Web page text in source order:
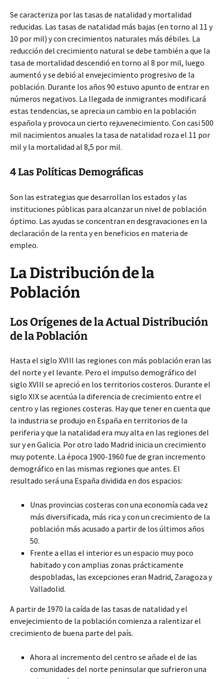
Se caracteriza por las tasas de natalidad y mortalidad
reducidas. Las tasas de natalidad más bajas (en torno al 11 y
10 por mil) y con crecimientos naturales más débiles. La
reducción del crecimiento natural se debe también a que la
tasa de mortalidad descendió en torno al 8 por mil, luego
aumentó y se debió al envejecimiento progresivo de la
población. Durante los años 90 estuvo apunto de entrar en
números negativos. La llegada de inmigrantes modificará
estas tendencias, se aprecia un cambio en la población
española y provoca un cierto rejuvenecimiento. Con casi 500
mil nacimientos anuales la tasa de natalidad roza el 11 por
mil y la mortalidad al 8,5 por mil.
4 Las Políticas Demográficas
Son las estrategias que desarrollan los estados y las
instituciones públicas para alcanzar un nivel de población
óptimo. Las ayudas se concentran en desgravaciones en la
declaración de la renta y en beneficios en materia de
empleo.
La Distribución de la
Población
Los Orígenes de la Actual Distribución
de la Población
Hasta el siglo XVIII las regiones con más población eran las
del norte y el levante. Pero el impulso demográfico del
siglo XVIII se apreció en los territorios costeros. Durante el
siglo XIX se acentúa la diferencia de crecimiento entre el
centro y las regiones costeras. Hay que tener en cuenta que
la industria se produjo en España en territorios de la
periferia y que la natalidad era muy alta en las regiones del
sur y en Galicia. Por otro lado Madrid inicia un crecimiento
muy potente. La época 1900-1960 fue de gran incremento
demográfico en las mismas regiones que antes. El
resultado será una España dividida en dos espacios:
Unas provincias costeras con una economía cada vez
más diversificada, más rica y con un crecimiento de la
población más acusado a partir de los últimos años
50.
Frente a ellas el interior es un espacio muy poco
habitado y con amplias zonas prácticamente
despobladas, las excepciones eran Madrid, Zaragoza y
Valladolid.
A partir de 1970 la caída de las tasas de natalidad y el
envejecimiento de la población comienza a ralentizar el
crecimiento de buena parte del país.
Ahora al incremento del centro se añade el de las
comunidades del norte peninsular que sufrieron una